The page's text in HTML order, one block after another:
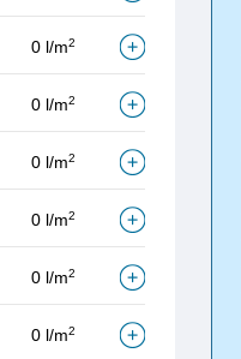
0 l/m2
0 l/m2
0 l/m2
0 l/m2
0 l/m2
0 l/m2